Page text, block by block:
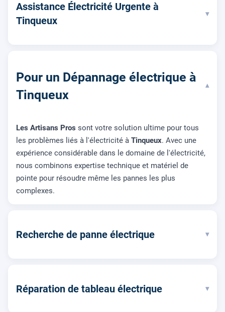
Assistance Électricité Urgente à
Tinqueux
▾
Pour un Dépannage électrique à
Tinqueux
▾
Les Artisans Pros sont votre solution ultime pour tous
les problèmes liés à l'électricité à Tinqueux. Avec une
expérience considérable dans le domaine de l'électricité,
nous combinons expertise technique et matériel de
pointe pour résoudre même les pannes les plus
complexes.
Recherche de panne électrique ▾
Réparation de tableau électrique ▾